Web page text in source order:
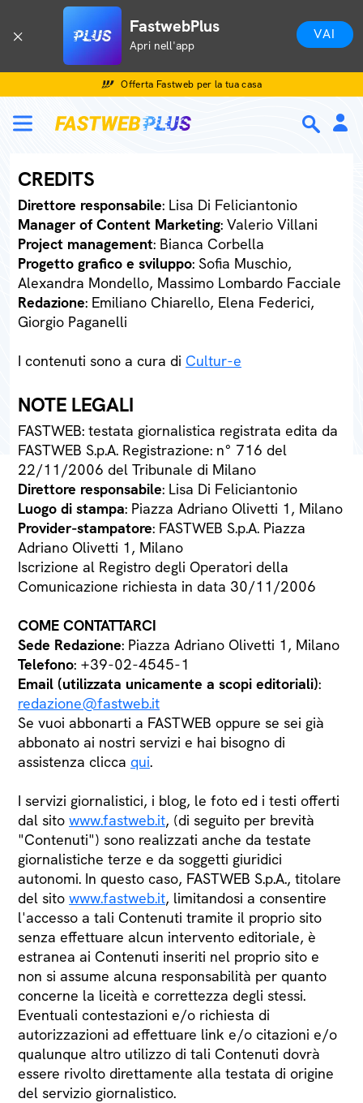
FastwebPlus
Apri nell'app
VAI
Offerta Fastweb per la tua casa
CREDITS
Direttore responsabile: Lisa Di Feliciantonio
Manager of Content Marketing: Valerio Villani
Project management: Bianca Corbella
Progetto grafico e sviluppo: Sofia Muschio,
Alexandra Mondello, Massimo Lombardo Facciale
Redazione: Emiliano Chiarello, Elena Federici,
Giorgio Paganelli
I contenuti sono a cura di Cultur-e
NOTE LEGALI
FASTWEB: testata giornalistica registrata edita da
FASTWEB S.p.A. Registrazione: n° 716 del
22/11/2006 del Tribunale di Milano
Direttore responsabile: Lisa Di Feliciantonio
Luogo di stampa: Piazza Adriano Olivetti 1, Milano
Provider-stampatore: FASTWEB S.p.A. Piazza
Adriano Olivetti 1, Milano
Iscrizione al Registro degli Operatori della
Comunicazione richiesta in data 30/11/2006
COME CONTATTARCI
Sede Redazione: Piazza Adriano Olivetti 1, Milano
Telefono: +39-02-4545-1
Email (utilizzata unicamente a scopi editoriali):
redazione@fastweb.it
Se vuoi abbonarti a FASTWEB oppure se sei già
abbonato ai nostri servizi e hai bisogno di
assistenza clicca qui.
I servizi giornalistici, i blog, le foto ed i testi offerti
dal sito www.fastweb.it, (di seguito per brevità
"Contenuti") sono realizzati anche da testate
giornalistiche terze e da soggetti giuridici
autonomi. In questo caso, FASTWEB S.p.A., titolare
del sito www.fastweb.it, limitandosi a consentire
l'accesso a tali Contenuti tramite il proprio sito
senza effettuare alcun intervento editoriale, è
estranea ai Contenuti inseriti nel proprio sito e
non si assume alcuna responsabilità per quanto
concerne la liceità e correttezza degli stessi.
Eventuali contestazioni e/o richiesta di
autorizzazioni ad effettuare link e/o citazioni e/o
qualunque altro utilizzo di tali Contenuti dovrà
essere rivolto direttamente alla testata di origine
del servizio giornalistico.